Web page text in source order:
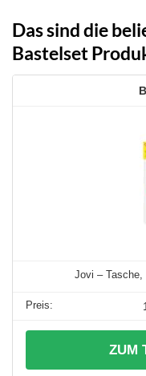
Das sind die
Bastelset
Jovi – Tasche,
ZUM